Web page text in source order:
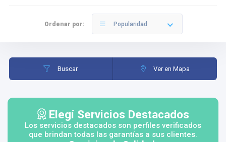
Ordenar por: Popularidad
Buscar Ver en Mapa
Elegí Servicios Destacados
Los servicios destacados son perfiles verificados
que brindan todas las garantías a sus clientes.